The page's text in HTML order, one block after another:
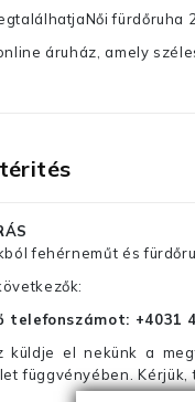
fürdőruha
áruház, amely
fehérneműt és
telefonszámot: +4031
küldje el nekünk a
függvényében.